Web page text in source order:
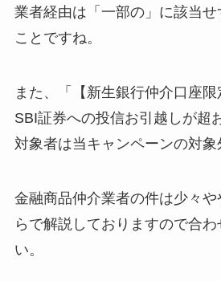
業者経由は「一部の」に該当
ことですね。
また、「【新生銀行仲介口座限
SBI証券への投信お引越しが超
対象者は当キャンペーンの対象
金融商品仲介業者の件は少々
らで解説しておりますので合わ
い。